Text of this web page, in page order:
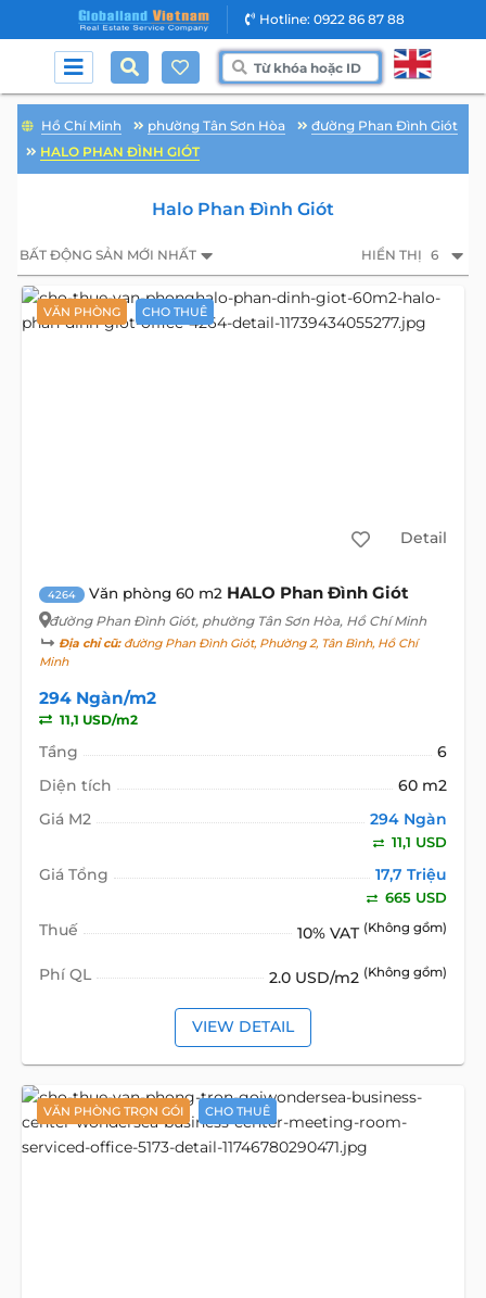
Hotline: 0922 86 87 88
Hồ Chí Minh phường Tân Sơn Hòa
đường Phan Đình Giót
HALO PHAN ĐÌNH GIÓT
Halo Phan Đình Giót
BẤT ĐỘNG SẢN MỚI NHẤT HIỂN THỊ 6
VĂN PHÒNG CHO THUÊ
Detail
4264 Văn phòng 60 m2 HALO Phan Đình Giót
đường Phan Đình Giót, phường Tân Sơn Hòa, Hồ Chí Minh
Địa chỉ cũ:đường Phan Đình Giót, Phường 2, Tân Bình, Hồ Chí
Minh
294 Ngàn/m2
11,1 USD/m2
Tầng
6
Diện tích
60 m2
Giá M2
294 Ngàn
11,1 USD
Giá Tổng 17,7 Triệu
665 USD
Thuế 10% VAT (Không gồm)
Phí QL 2.0 USD/m2 (Không gồm)
VIEW DETAIL
VĂN PHÒNG TRỌN GÓI CHO THUÊ